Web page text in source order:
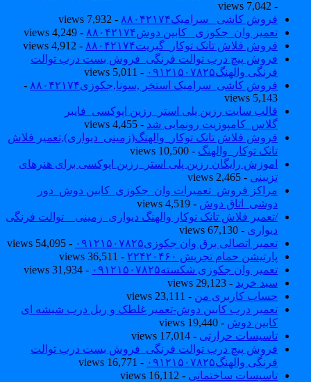
فروش کاشی _سرامیک۸۸۰۴۲۱۷۴
- 7,932 views
تعمیر وان_جکوزی_ کابین دوش۸۸۰۴۲۱۷۴
- 4,249 views
فروش فلاش تانک توکار_گبریت۸۸۰۴۲۱۷۴
- 4,912 views
فروش پیچ درب توالت فرنگی_فروش بست درب توالت
فرنگی والهنگ۰۹۱۲۱۵۰۷۸۲۵
- 5,011 views
فروش کاشی_سرامیک استخر ,سونا,جکوزی۸۸۰۴۲۱۷۴
-
5,143 views
قالب سایت رزین پلی استر_رزین اپوکسی_فایبر
گلاس_کامپوزیت رونمایی شد- 4,455 views
فروش فلاش تانک توکار_والهنگ(زمینی_دیواری),تعمیر فلاش
تانک توکار_والهنگ- 10,500 views
اموزش رایگان رزین پلی استر_رزین اپوکسی برای هنرهای
تزیینی- 2,465 views
مراکز فروش_تعمیرات وان_جکوزی_کابین دوش_دور
دوشی_اتاق دوش- 4,519 views
/تعمیر فلاش تانک توکار والهنگ دیواری_زمینی _ توالت فرنگی
دیواری - 67,130 views
تعمیر اتصالی برق وان جکوزی۰۹۱۲۱۵۰۷۸۲۵
- 54,095 views
پارتیشن حمام تجریش ۲۲۴۲۰۴۶۰
- 36,511 views
تعمیر وان جکوزی شکسته۰۹۱۲۱۵۰۷۸۲۵
- 31,934 views
سبد خرید - 29,123 views
حساب کاربری من- 23,111 views
تعمیر درب کابین دوش-تعمیر غلطک و ریل درب شیشه ای
کابین دوش- 19,440 views
تاسیسات حرارتی- 17,014 views
فروش پیچ درب توالت فرنگی_فروش بست درب توالت
فرنگی والهنگ۰۹۱۲۱۵۰۷۸۲۵
- 16,771 views
تاسیسات ساختمانی- 16,112 views